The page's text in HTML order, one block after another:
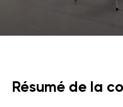
Résumé de la